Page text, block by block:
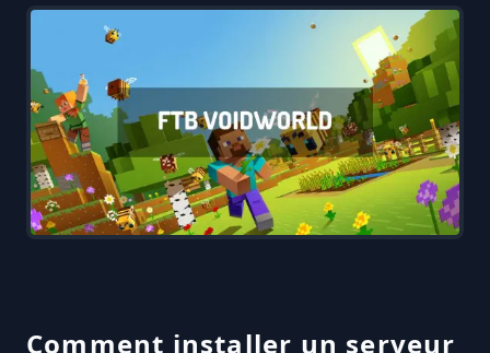
Comment installer un serveur